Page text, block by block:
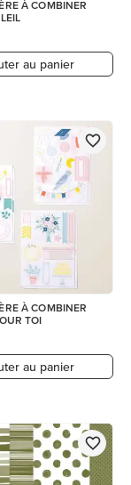
À COMBINER
au panier
À COMBINER
TOI
au panier